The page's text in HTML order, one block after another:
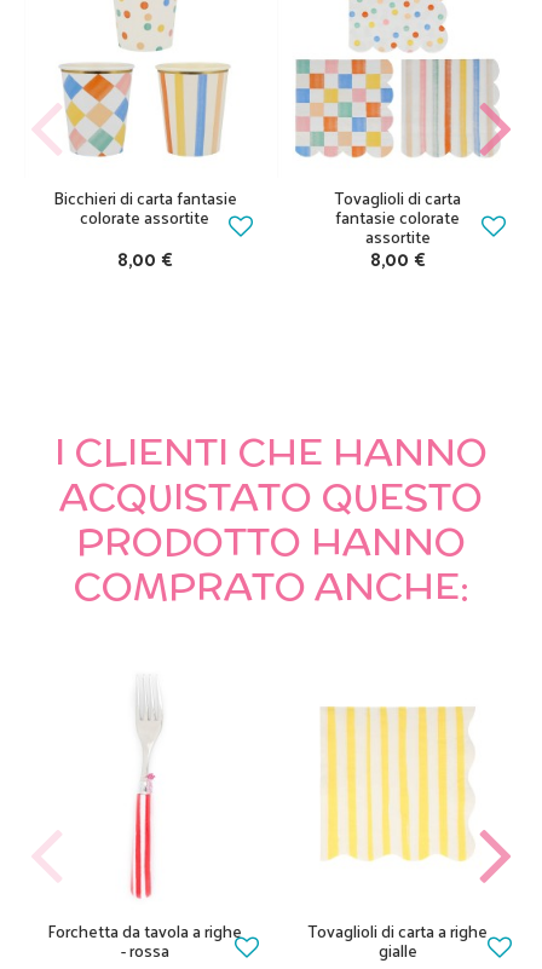
Bicchieri di carta fantasie
colorate assortite
8,00 €
Tovaglioli di carta
fantasie colorate
assortite
8,00 €
I CLIENTI CHE HANNO
ACQUISTATO QUESTO
PRODOTTO HANNO
COMPRATO ANCHE:
Forchetta da tavola a righe
- rossa
Tovaglioli di carta a righe
gialle